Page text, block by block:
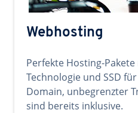
Webhosting
Perfekte Hosting-
Technologie und SSD
Domain, unbegrenzter
sind bereits inklusive.